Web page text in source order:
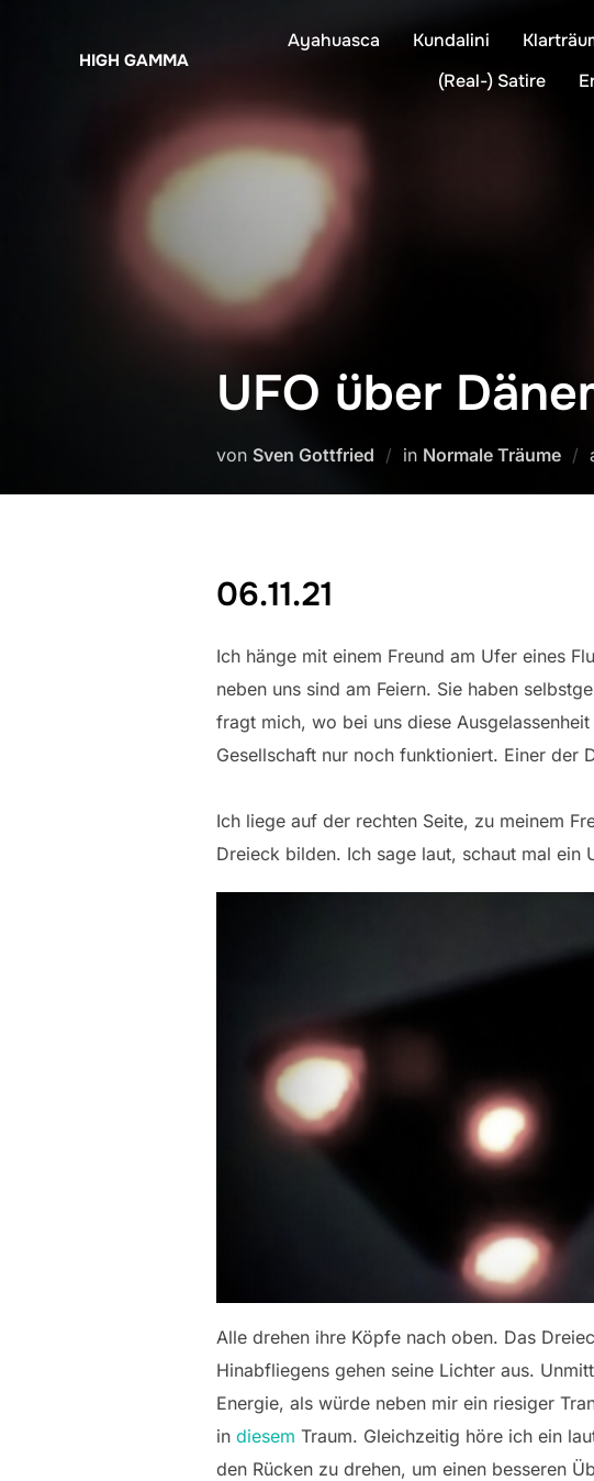
HIGH GAMMA
Ayahuasca Kundalini
(Real-) Satire
UFO über
von Sven Gottfried in Normale Träume
06.11.21
Ich hänge mit einem Freund am Ufer eines
neben uns sind am Feiern. Sie haben
fragt mich, wo bei uns diese
Gesellschaft nur noch funktioniert. Einer der
Ich liege auf der rechten Seite, zu meinem
Dreieck bilden. Ich sage laut, schaut mal ein
Alle drehen ihre Köpfe nach oben. Das
Hinabfliegens gehen seine Lichter aus.
Energie, als würde neben mir ein riesiger
in diesem Traum. Gleichzeitig höre ich ein
den Rücken zu drehen, um einen besseren